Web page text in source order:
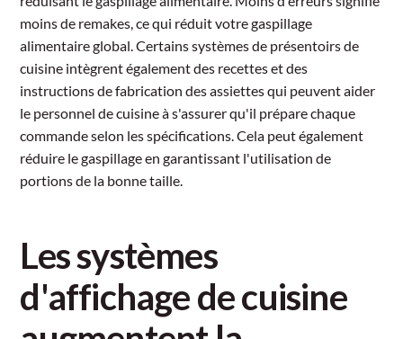
moins de remakes, ce qui réduit votre gaspillage
alimentaire global. Certains systèmes de présentoirs de
cuisine intègrent également des recettes et des
instructions de fabrication des assiettes qui peuvent aider
le personnel de cuisine à s'assurer qu'il prépare chaque
commande selon les spécifications. Cela peut également
réduire le gaspillage en garantissant l'utilisation de
portions de la bonne taille.
Les systèmes
d'affichage de cuisine